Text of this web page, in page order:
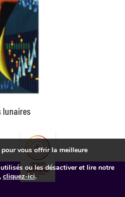
lunaires
vous offrir la meilleure
ou les désactiver et lire notre
cliquez-ici.